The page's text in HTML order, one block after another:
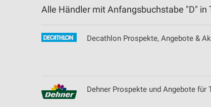
Alle Händler mit Anfangsbuchstabe "D" in
Decathlon Prospekte, Angebote &
Dehner Prospekte und Angebote für